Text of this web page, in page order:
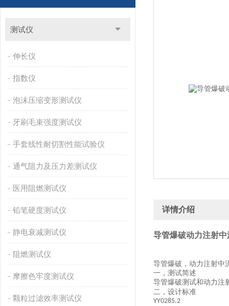
测试仪
伸长仪
指数仪
泡沫压缩变形测试仪
牙刷毛束强度测试仪
手套线性耐切割性能试验仪
通气阻力及压力差测试仪
医用阻燃测试仪
铅笔硬度测试仪
静电衰减测试仪
阻燃测试仪
摩擦色牢度测试仪
颗粒过滤效率测试仪
详情介绍
导管爆破动力注射
导管爆破，动力注射中
一，测试简述
导管爆破测试和动力注
二，设计标准
YY0285.2